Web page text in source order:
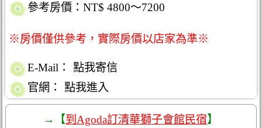
參考房價：NT$ 4800～7200
※房價僅供參考，實際房價以店家為準※
E-Mail：
點我寄信
官網：
點我進入
→【到Agoda訂清華獅子會館民宿】